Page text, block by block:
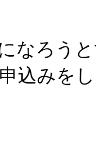
なろう
込みを